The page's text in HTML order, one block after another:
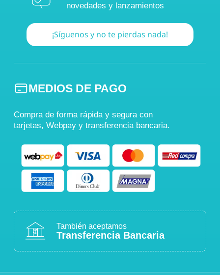
novedades y lanzamientos
¡Síguenos y no te pierdas nada!
MEDIOS DE PAGO
Compra de forma rápida y segura con
tarjetas, Webpay y transferencia bancaria.
También aceptamos
Transferencia Bancaria